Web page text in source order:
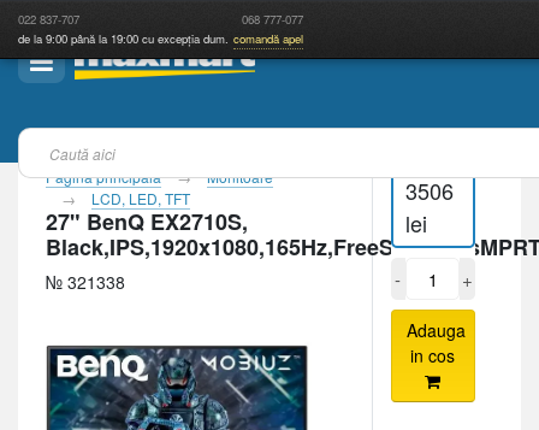
022 837-707 068 777-077
de la 9:00 până la 19:00 cu excepția dum. comandă apel
Pagina principală
Monitoare
LCD, LED, TFT
27" BenQ EX2710S,
№ 321338
3506
lei
- +
Adauga
in cos